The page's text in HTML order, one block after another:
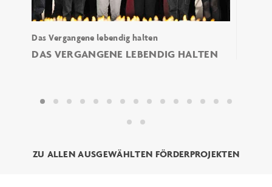
Das Vergangene lebendig halten
DAS VERGANGENE LEBENDIG HALTEN
ZU ALLEN AUSGEWÄHLTEN FÖRDERPROJEKTEN